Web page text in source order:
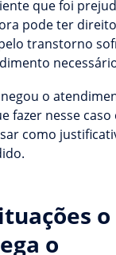
que foi
pode ter
transtorno
o
fazer nesse caso
como
o